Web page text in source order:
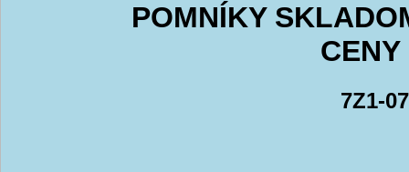
POMNÍKY
7Z1-